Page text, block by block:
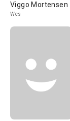
Viggo Mortensen
Wes